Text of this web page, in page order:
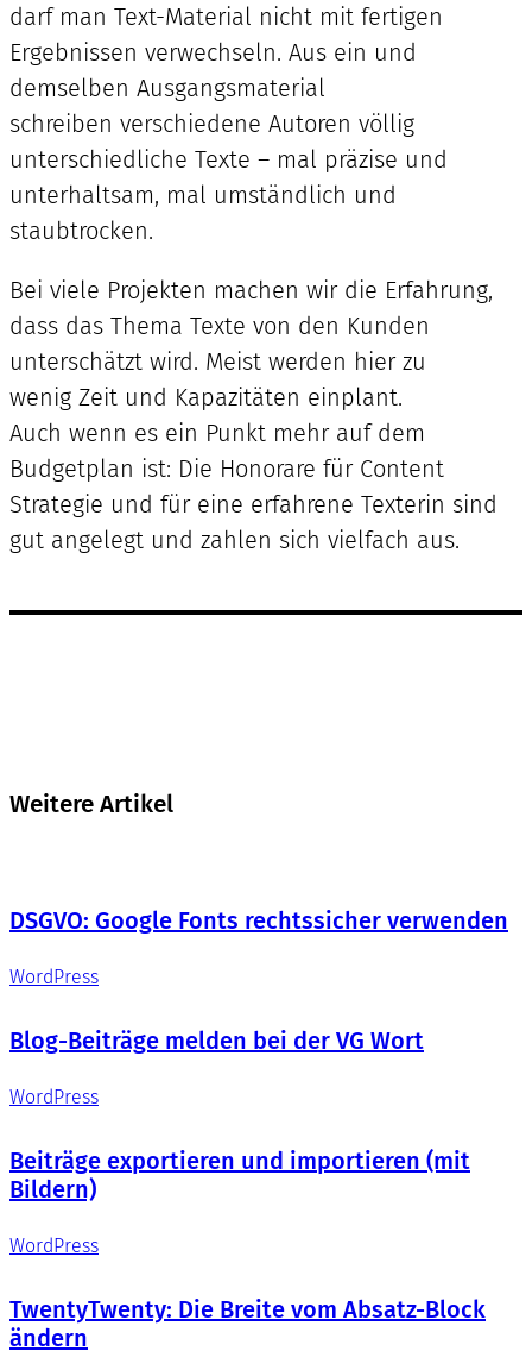
darf man Text-Material nicht mit fertigen
Ergebnissen verwechseln. Aus ein und
demselben Ausgangsmaterial
schreiben verschiedene Autoren völlig
unterschiedliche Texte – mal präzise und
unterhaltsam, mal umständlich und
staubtrocken.
Bei viele Projekten machen wir die Erfahrung,
dass das Thema Texte von den Kunden
unterschätzt wird. Meist werden hier zu
wenig Zeit und Kapazitäten einplant.
Auch wenn es ein Punkt mehr auf dem
Budgetplan ist: Die Honorare für Content
Strategie und für eine erfahrene Texterin sind
gut angelegt und zahlen sich vielfach aus.
Weitere Artikel
DSGVO: Google Fonts rechtssicher verwenden
WordPress
Blog-Beiträge melden bei der VG Wort
WordPress
Beiträge exportieren und importieren (mit
Bildern)
WordPress
TwentyTwenty: Die Breite vom Absatz-Block
ändern